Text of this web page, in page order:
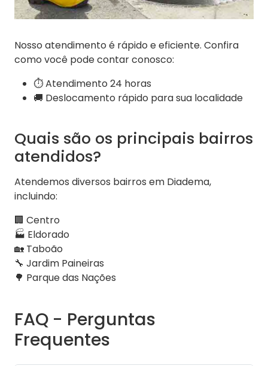
Nosso atendimento é rápido e eficiente. Confira
como você pode contar conosco:
⏱️ Atendimento 24 horas
🚚 Deslocamento rápido para sua localidade
Quais são os principais bairros
atendidos?
Atendemos diversos bairros em Diadema,
incluindo:
🏢 Centro
🏭 Eldorado
🏡 Taboão
🔧 Jardim Paineiras
🌳 Parque das Nações
FAQ - Perguntas
Frequentes